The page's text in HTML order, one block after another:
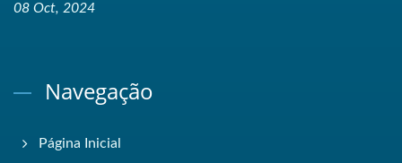
08 Oct, 2024
Navegação
Página Inicial